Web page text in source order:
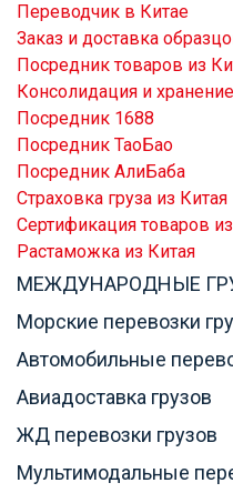
Переводчик в Китае
Заказ и доставка
Посредник товаров из
Консолидация и
Посредник 1688
Посредник ТаоБао
Посредник АлиБаба
Страховка груза из Китая
Сертификация товаров
Растаможка из Китая
МЕЖДУНАРОДНЫЕ
Морские перевозки
Автомобильные
Авиадоставка грузов
ЖД перевозки грузов
Мультимодальные